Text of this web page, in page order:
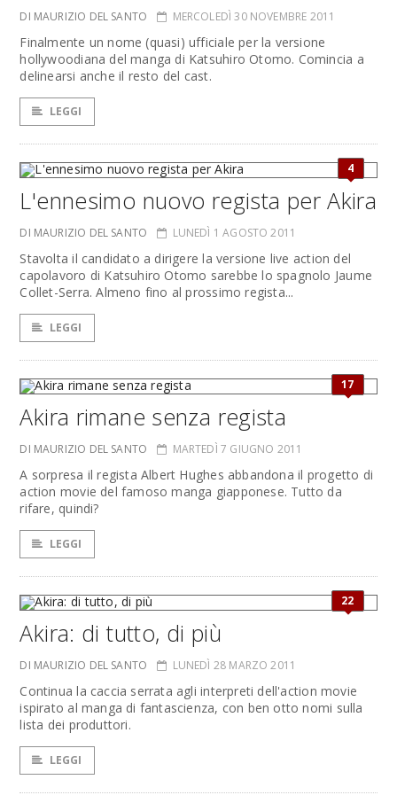
DI MAURIZIO DEL SANTO MERCOLEDÌ 30 NOVEMBRE 2011
Finalmente un nome (quasi) ufficiale per la versione
hollywoodiana del manga di Katsuhiro Otomo. Comincia a
delinearsi anche il resto del cast.
LEGGI
4
L'ennesimo nuovo regista per Akira
DI MAURIZIO DEL SANTO LUNEDÌ 1 AGOSTO 2011
Stavolta il candidato a dirigere la versione live action del
capolavoro di Katsuhiro Otomo sarebbe lo spagnolo Jaume
Collet-Serra. Almeno fino al prossimo regista...
LEGGI
17
Akira rimane senza regista
DI MAURIZIO DEL SANTO MARTEDÌ 7 GIUGNO 2011
A sorpresa il regista Albert Hughes abbandona il progetto di
action movie del famoso manga giapponese. Tutto da
rifare, quindi?
LEGGI
22
Akira: di tutto, di più
DI MAURIZIO DEL SANTO LUNEDÌ 28 MARZO 2011
Continua la caccia serrata agli interpreti dell'action movie
ispirato al manga di fantascienza, con ben otto nomi sulla
lista dei produttori.
LEGGI